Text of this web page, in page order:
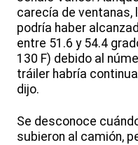
carecía de
podría haber
entre 51.6 y 54.4
130 F) debido al
tráiler habría
dijo.
Se desconoce
subieron al camión,